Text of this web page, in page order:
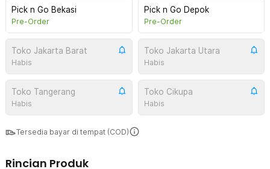
Pick n Go Bekasi
Pre-Order
Pick n Go Depok
Pre-Order
Toko Jakarta Barat
Habis
Toko Jakarta Utara
Habis
Toko Tangerang
Habis
Toko Cikupa
Habis
Tersedia bayar di tempat (COD)
Rincian Produk